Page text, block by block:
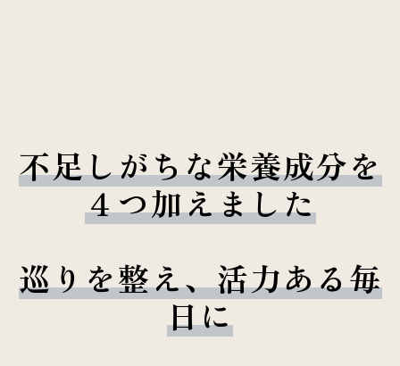
不足しがちな栄養成分を
４つ加えました
巡りを整え、活力ある毎
日に